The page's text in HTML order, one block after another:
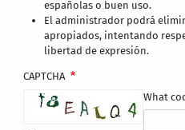
españolas o buen uso.
El administrador podrá
apropiados, intentando
libertad de expresión.
CAPTCHA
What